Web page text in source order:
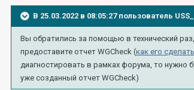
В 25.03.2022 в 08:05:27 пользователь
Вы обратились за помощью в технический
предоставите отчет WGCheck (как его
диагностировать в рамках форума, то нужно
уже созданный отчет WGCheck)